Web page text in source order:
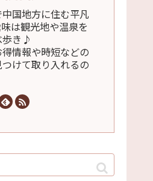
国地方に住む平凡
は観光地や温泉を
歩き♪
情報や時短などの
けて取り入れるの